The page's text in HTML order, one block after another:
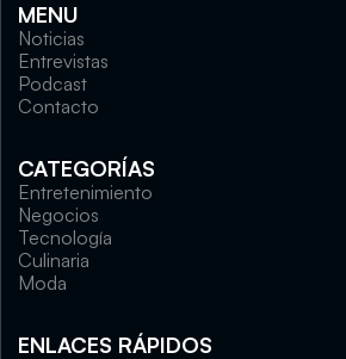
MENU
Noticias
Entrevistas
Podcast
Contacto
CATEGORÍAS
Entretenimiento
Negocios
Tecnología
Culinaria
Moda
ENLACES RÁPIDOS